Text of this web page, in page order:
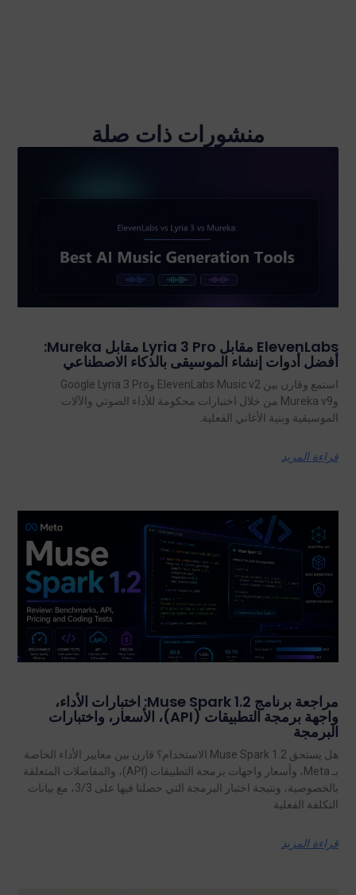
منشورات ذات صلة
ElevenLabs مقابل Lyria 3 Pro مقابل Mureka:
أفضل أدوات إنشاء الموسيقى بالذكاء الاصطناعي
استمع وقارن بين ElevenLabs Music v2 وGoogle Lyria 3 Pro
وMureka v9 من خلال اختبارات محكومة للأداء الصوتي والآلات
الموسيقية وبنية الأغاني الفعلية.
قراءة المزيد
مراجعة برنامج Muse Spark 1.2: اختبارات الأداء،
واجهة برمجة التطبيقات (API)، الأسعار، واختبارات
البرمجة
هل يستحق Muse Spark 1.2 الاستخدام؟ قارن بين معايير الأداء الخاصة
بـ Meta، وأسعار واجهات برمجة التطبيقات (API)، والمفاضلات المتعلقة
بالخصوصية، ونتيجة اختبار البرمجة التي حصلنا فيها على 3/3، مع بيانات
التكلفة الفعلية.
قراءة المزيد